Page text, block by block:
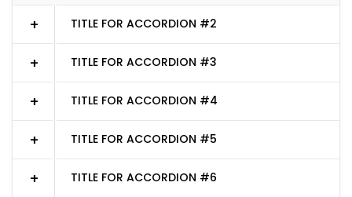
TITLE FOR ACCORDION #2
TITLE FOR ACCORDION #3
TITLE FOR ACCORDION #4
TITLE FOR ACCORDION #5
TITLE FOR ACCORDION #6